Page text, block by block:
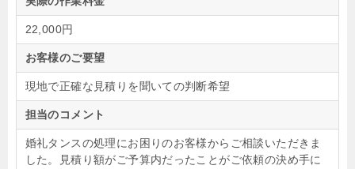
22,000円
お客様のご要望
現地で正確な見積りを聞いての判断希望
担当のコメント
婚礼タンスの処理にお困りのお客様からご相談いただきま
した。見積り額がご予算内だったことがご依頼の決め手に